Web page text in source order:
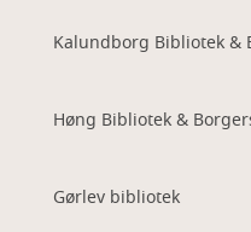
Kalundborg Bibliotek &
Høng Bibliotek &
Gørlev bibliotek